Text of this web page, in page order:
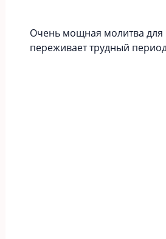
Очень мощная молитва для
переживает трудный